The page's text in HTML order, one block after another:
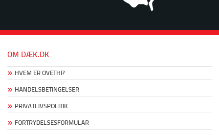
OM DÆK.DK
HVEM ER OVETHI?
HANDELSBETINGELSER
PRIVATLIVSPOLITIK
FORTRYDELSESFORMULAR